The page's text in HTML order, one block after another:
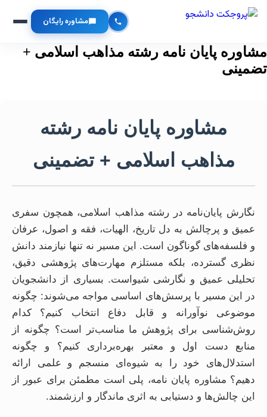
مشاوره رایگان
مشاوره پایان نامه رشته مذاهب اسلامی +
تضمینی
مشاوره پایان نامه رشته
مذاهب اسلامی + تضمینی
نگارش پایان‌نامه در رشته مذاهب اسلامی، همچون سفری
عمیق و پرچالش به دل تاریخ، الهیات، فقه و اصول، عرفان
و فلسفه‌های گوناگون است. این مسیر نه تنها نیازمند دانش
نظری گسترده، بلکه مستلزم مهارت‌های پژوهشی دقیق،
تحلیلی عمیق و نگارشی شیواست. بسیاری از دانشجویان
در این مسیر با پرسش‌های اساسی مواجه می‌شوند: چگونه
موضوعی نوآورانه و قابل دفاع انتخاب کنیم؟ کدام
روش‌شناسی برای پژوهش ما مناسب‌تر است؟ چگونه از
منابع دست اول و معتبر بهره‌برداری کنیم؟ و چگونه
استدلال‌های خود را به شیوه‌ای منسجم و علمی ارائه
دهیم؟ مشاوره پایان نامه، پلی است مطمئن برای عبور از
این چالش‌ها و دستیابی به اثری ماندگار و ارزشمند.